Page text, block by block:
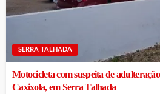
SERRA TALHADA
Motocicleta com suspeita de
Caxixola, em Serra Talhada